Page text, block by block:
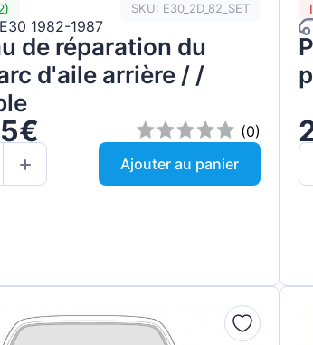
SKU: E30_2D_82_SET
1982-1987
de réparation du
d'aile arrière / /
(0)
Ajouter au panier